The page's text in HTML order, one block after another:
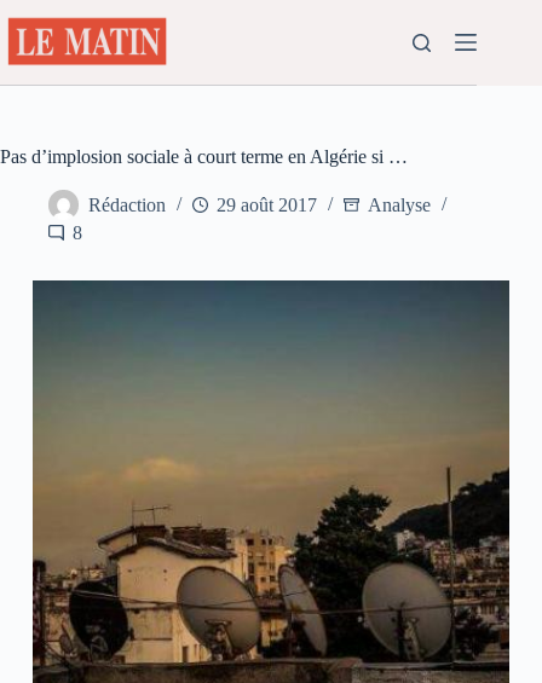
au
contenu
Pas d’implosion sociale à court terme en Algérie si …
Rédaction 29 août 2017
Analyse
8